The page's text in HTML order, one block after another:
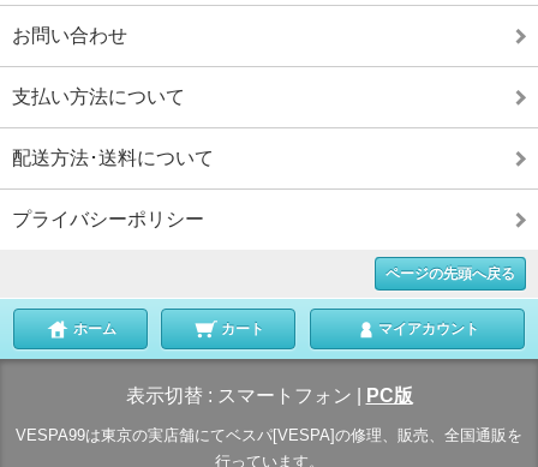
お問い合わせ
支払い方法について
配送方法･送料について
プライバシーポリシー
ページの先頭へ戻る
ホーム カート マイアカウント
表示切替 : スマートフォン PC版
VESPA99は東京の実店舗にてベスパ[VESPA]の修理、販売、全国通販を
行っています。